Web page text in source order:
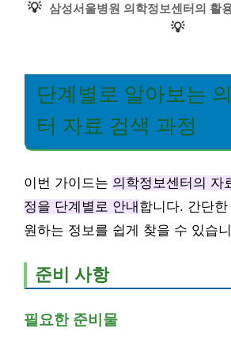
💡 삼성서울병원 의학정보센터의 활
💡
단계별로 알아보는
터 자료 검색 과정
이번 가이드는 의학정보센터의 자
정을 단계별로 안내합니다. 간단
원하는 정보를 쉽게 찾을 수 있습
준비 사항
필요한 준비물